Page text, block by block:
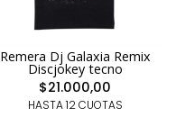
Remera Dj Galaxia Remix
Discjokey tecno
$21.000,00
HASTA 12 CUOTAS